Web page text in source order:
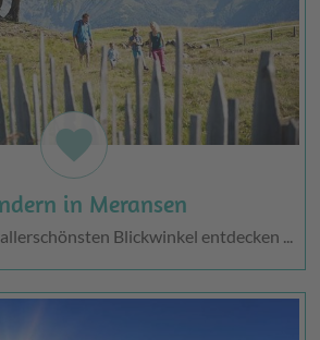
favorite
in Meransen
Blickwinkel entdecken ...